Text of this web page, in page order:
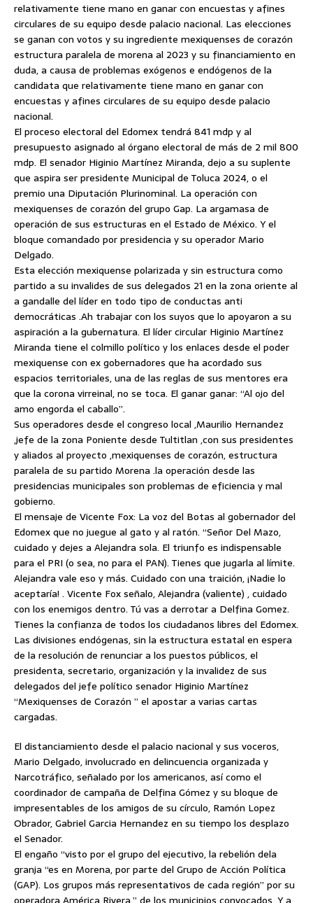
relativamente tiene mano en ganar con encuestas y afines
circulares de su equipo desde palacio nacional. Las elecciones
se ganan con votos y su ingrediente mexiquenses de corazón
estructura paralela de morena al 2023 y su financiamiento en
duda, a causa de problemas exógenos e endógenos de la
candidata que relativamente tiene mano en ganar con
encuestas y afines circulares de su equipo desde palacio
nacional.
El proceso electoral del Edomex tendrá 841 mdp y al
presupuesto asignado al órgano electoral de más de 2 mil 800
mdp. El senador Higinio Martínez Miranda, dejo a su suplente
que aspira ser presidente Municipal de Toluca 2024, o el
premio una Diputación Plurinominal. La operación con
mexiquenses de corazón del grupo Gap. La argamasa de
operación de sus estructuras en el Estado de México. Y el
bloque comandado por presidencia y su operador Mario
Delgado.
Esta elección mexiquense polarizada y sin estructura como
partido a su invalides de sus delegados 21 en la zona oriente al
a gandalle del líder en todo tipo de conductas anti
democráticas .Ah trabajar con los suyos que lo apoyaron a su
aspiración a la gubernatura. El líder circular Higinio Martínez
Miranda tiene el colmillo político y los enlaces desde el poder
mexiquense con ex gobernadores que ha acordado sus
espacios territoriales, una de las reglas de sus mentores era
que la corona virreinal, no se toca. El ganar ganar: “Al ojo del
amo engorda el caballo”.
Sus operadores desde el congreso local ,Maurilio Hernandez
,jefe de la zona Poniente desde Tultitlan ,con sus presidentes
y aliados al proyecto ,mexiquenses de corazón, estructura
paralela de su partido Morena .la operación desde las
presidencias municipales son problemas de eficiencia y mal
gobierno.
El mensaje de Vicente Fox: La voz del Botas al gobernador del
Edomex que no juegue al gato y al ratón. “Señor Del Mazo,
cuidado y dejes a Alejandra sola. El triunfo es indispensable
para el PRI (o sea, no para el PAN). Tienes que jugarla al límite.
Alejandra vale eso y más. Cuidado con una traición, ¡Nadie lo
aceptaría! . Vicente Fox señalo, Alejandra (valiente) , cuidado
con los enemigos dentro. Tú vas a derrotar a Delfina Gomez.
Tienes la confianza de todos los ciudadanos libres del Edomex.
Las divisiones endógenas, sin la estructura estatal en espera
de la resolución de renunciar a los puestos públicos, el
presidenta, secretario, organización y la invalidez de sus
delegados del jefe político senador Higinio Martínez
“Mexiquenses de Corazón ” el apostar a varias cartas
cargadas.
El distanciamiento desde el palacio nacional y sus voceros,
Mario Delgado, involucrado en delincuencia organizada y
Narcotráfico, señalado por los americanos, así como el
coordinador de campaña de Delfina Gómez y su bloque de
impresentables de los amigos de su círculo, Ramón Lopez
Obrador, Gabriel Garcia Hernandez en su tiempo los desplazo
el Senador.
El engaño “visto por el grupo del ejecutivo, la rebelión dela
granja “es en Morena, por parte del Grupo de Acción Política
(GAP). Los grupos más representativos de cada región” por su
operadora América Rivera,” de los municipios convocados. Y a